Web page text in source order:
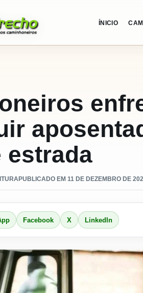
ÍNICIO
estrada
PUBLICADO EM 11 DE DEZEMBRO DE
Facebook X LinkedIn